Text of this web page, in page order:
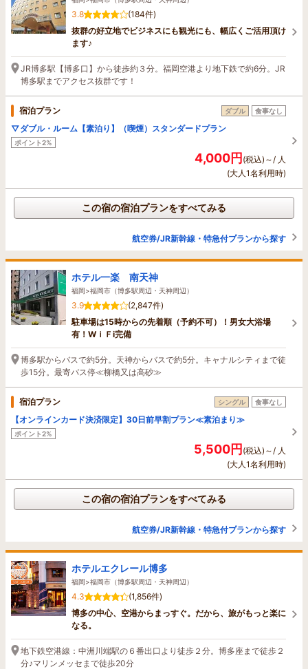
3.8
(184件)
抜群の好立地でビジネスにも観光にも、幅広くご活用頂け
ます♪
JR博多駅【博多口】から徒歩約３分。福岡空港より地下鉄で約6分。JR
博多駅までアクセス抜群です！
宿泊プラン ダブル 食事なし
▽ダブル・ルーム【素泊り】（喫煙）スタンダードプラン
ポイント2%
4,000円(税込)～/ 人
(大人1名利用時)
この宿の宿泊プランをすべてみる
航空券/JR新幹線・特急付プランから探す
ホテル一楽 南天神
福岡>福岡市（博多駅周辺・天神周辺）
3.9
(2,847件)
駐車場は15時からの先着順（予約不可）！男女大浴場
有！WｉＦi完備
博多駅からバスで約5分。天神からバスで約5分。キャナルシティまで徒
歩15分。最寄バス停≪柳橋又は高砂≫
宿泊プラン シングル 食事なし
【オンラインカード決済限定】30日前早割プラン≪素泊まり≫
ポイント2%
5,500円(税込)～/ 人
(大人1名利用時)
この宿の宿泊プランをすべてみる
航空券/JR新幹線・特急付プランから探す
ホテルエクレール博多
福岡>福岡市（博多駅周辺・天神周辺）
4.3
(1,856件)
博多の中心、空港からまっすぐ。だから、旅がもっと楽に
なる。
地下鉄空港線：中洲川端駅の６番出口より徒歩２分。博多座まで徒歩２
分♪マリンメッセまで徒歩20分